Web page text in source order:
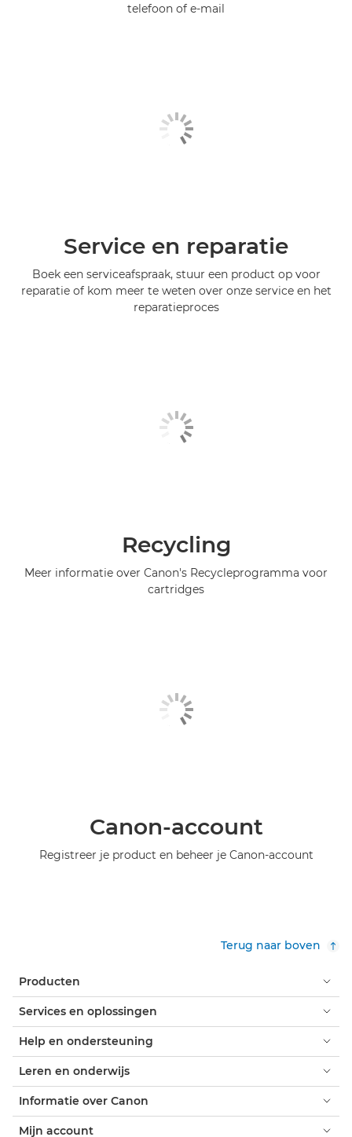
telefoon of e-mail
Service en reparatie
Boek een serviceafspraak, stuur een product op voor
reparatie of kom meer te weten over onze service en het
reparatieproces
Recycling
Meer informatie over Canon's Recycleprogramma voor
cartridges
Canon-account
Registreer je product en beheer je Canon-account
Terug naar boven
Producten
Services en oplossingen
Help en ondersteuning
Leren en onderwijs
Informatie over Canon
Mijn account